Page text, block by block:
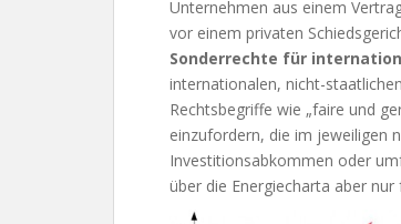
Unternehmen aus einem
vor einem privaten
Sonderrechte für
internationalen, nicht-
Rechtsbegriffe wie „faire und
einzufordern, die im jeweiligen
Investitionsabkommen oder
über die Energiecharta aber